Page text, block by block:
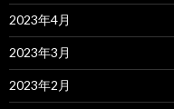
2023年4月
2023年3月
2023年2月